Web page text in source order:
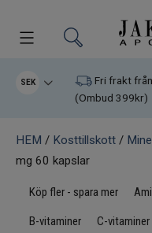
Kampanjer
Varumärken
Kosttillskott
SEK
Fri frakt
(Ombud 399kr)
HEM / Kosttillskott /
mg 60 kapslar
Köp fler - spara mer
B-vitaminer C-vitaminer